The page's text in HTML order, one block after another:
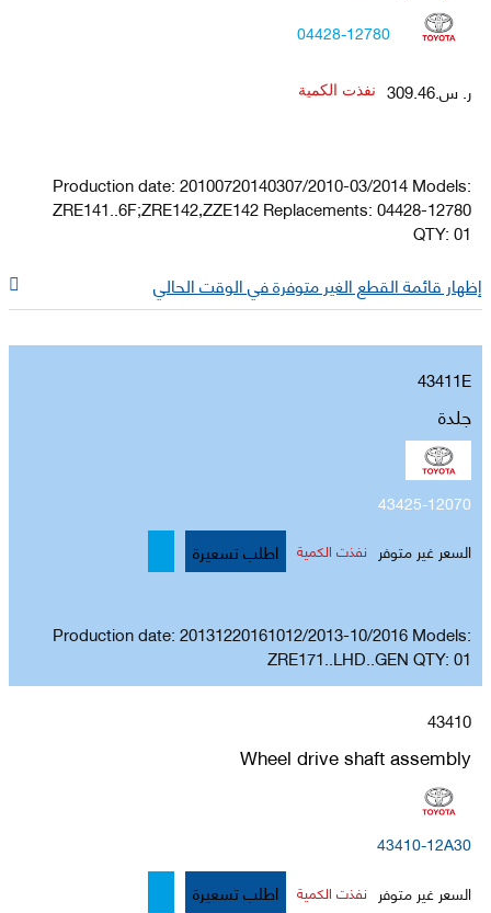
04428-12780
ر. س.309.46 نفذت الكمية
Production date: 20100720140307/2010-03/2014 Models:
ZRE141..6F;ZRE142,ZZE142 Replacements: 04428-12780
QTY: 01
إظهار قائمة القطع الغير متوفرة في الوقت الحالي
43411E
جلدة
43425-12070
السعر غير متوفر نفذت الكمية اطلب تسعيرة
Production date: 20131220161012/2013-10/2016 Models:
ZRE171..LHD..GEN QTY: 01
43410
Wheel drive shaft assembly
43410-12A30
السعر غير متوفر نفذت الكمية اطلب تسعيرة